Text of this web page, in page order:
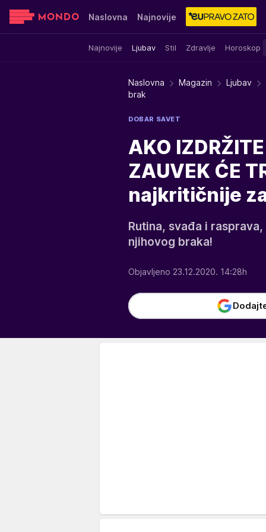
Naslovna Najnovije
Najnovije Ljubav Stil Zdravlje Horoskop
Sensa Stvar ukusa Yumama
Naslovna Magazin
Ljubav
brak
DOBAR SAVET
AKO
ZAUVEK ĆE
najkritičnije
Rutina, svađa i
njihovog braka!
Objavljeno 23.12.2020. 14:28h